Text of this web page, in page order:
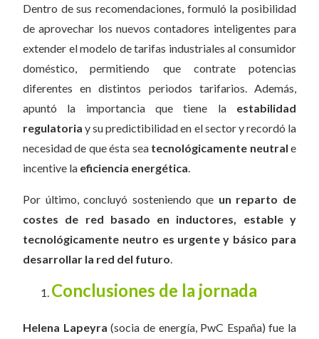
Dentro de sus recomendaciones, formuló la posibilidad
de aprovechar los nuevos contadores inteligentes para
extender el modelo de tarifas industriales al consumidor
doméstico, permitiendo que contrate potencias
diferentes en distintos periodos tarifarios. Además,
apuntó la importancia que tiene la estabilidad
regulatoria y su predictibilidad en el sector y recordó la
necesidad de que ésta sea tecnológicamente neutral e
incentive la eficiencia energética
Por último, concluyó sosteniendo que un reparto de
costes de red basado en inductores, estable y
tecnológicamente neutro es urgente y básico para
desarrollar la red del futuro
Conclusiones de la jornada
Helena Lapeyra (socia de energía, PwC España) fue la